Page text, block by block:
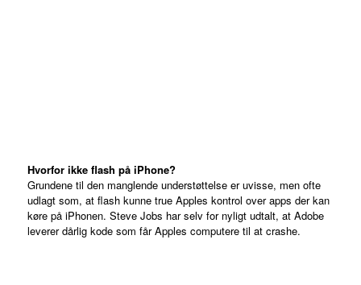
Hvorfor ikke flash på iPhone?
Grundene til den manglende understøttelse er uvisse, men ofte
udlagt som, at flash kunne true Apples kontrol over apps der kan
køre på iPhonen. Steve Jobs har selv for nyligt udtalt, at Adobe
leverer dårlig kode som får Apples computere til at crashe.